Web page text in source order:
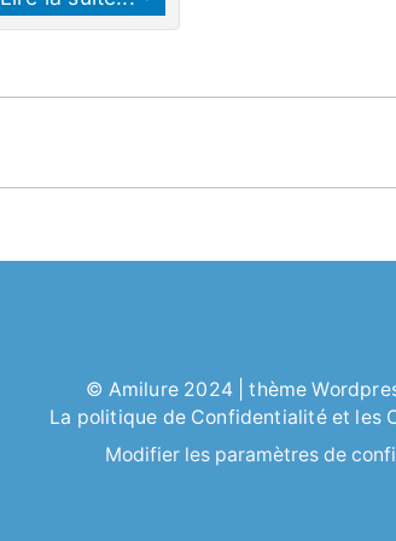
© Amilure 2024 | thème
La politique de Confidentialitéet les
Modifier les paramètres de